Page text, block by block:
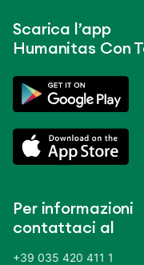
Scarica l’app
Humanitas Con
Per informazioni
contattaci al
+39 035 420 411 1